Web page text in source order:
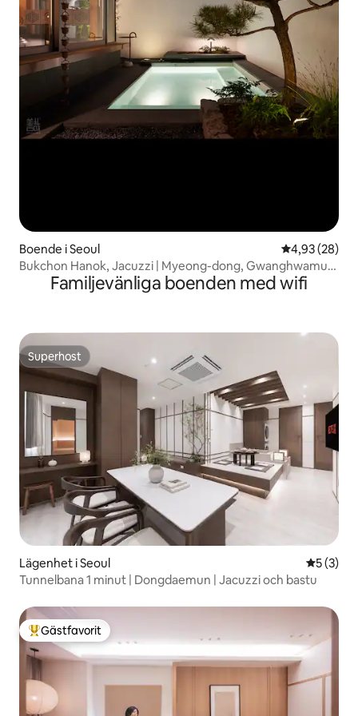
Boende i Seoul 4,93 av 5 i
4,93 (28)
Bukchon Hanok, Jacuzzi | Myeong-dong, Gwanghwamun,
Hanbok-området i Gyeongbokgung, centrala Seoul
Familjevänliga boenden med wifi
Superhost
Superhost
Lägenhet i Seoul 5 av 5 i
5 (3)
Tunnelbana 1 minut | Dongdaemun | Jacuzzi och bastu
Populär gästfavorit
Gästfavorit